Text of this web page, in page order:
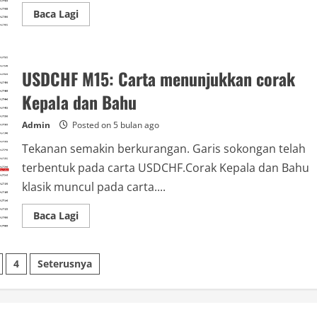
Baca LagiRead
more
mengesahkan
pembentukan
corak
Kepala
dan
Bahu
USDCHF M15: Carta menunjukkan corak
Kepala dan Bahu
Admin Posted on 5 bulan ago
Tekanan semakin berkurangan. Garis sokongan telah
terbentuk pada carta USDCHF.Corak Kepala dan Bahu
klasik muncul pada carta....
Baca LagiRead
more
M15:
Carta
menunjukkan
4 Seterusnya